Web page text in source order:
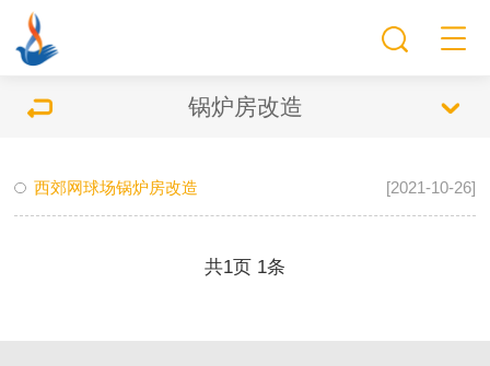
锅炉房改造
西郊网球场锅炉房改造 [2021-10-26]
共1页 1条